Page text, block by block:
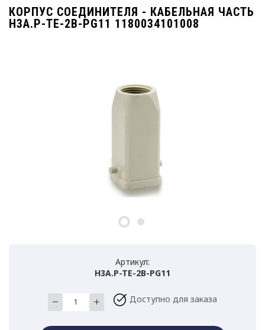
КОРПУС СОЕДИНИТЕЛЯ - КАБЕЛЬНАЯ ЧАСТЬ
H3A.P-TE-2B-PG11 1180034101008
Артикул:
H3A.P-TE-2B-PG11
Доступно для заказа